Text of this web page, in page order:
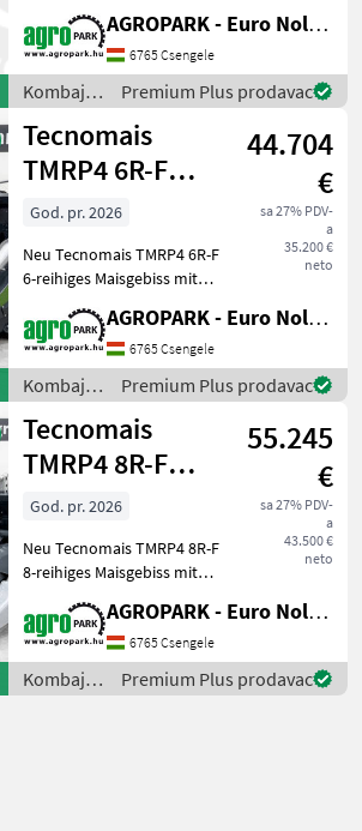
Case IH und New Holland
Mähdrescher,
Stängelhäcksler,
Stoppelbrecher,
Maisförderschnecken
AGROPARK - Euro Noliker Kft.
6765 Csengele
Kombajni
/
Tecnomais
Premium Plus prodavac
Tecnomais
TMRP4 6R-F
UNUSED 6 row
(75 cm),
foldable corn h
44.704
€
sa 27% PDV-
a
35.200 €
neto
God. pr. 2026
Neu Tecnomais TMRP4 6R-F
6-reihiges Maisgebiss mit
Claas Tucano, Trion, Lexion
und Evion Mähdrescher,
Stängelhäcksler,
Stoppelbrecher, Maisför
AGROPARK - Euro Noliker Kft.
6765 Csengele
Kombajni
/
Tecnomais
Premium Plus prodavac
Tecnomais
TMRP4 8R-F
UNUSED 8 row
(75 cm),
foldable corn h
55.245
€
sa 27% PDV-
a
43.500 €
neto
God. pr. 2026
Neu Tecnomais TMRP4 8R-F
8-reihiges Maisgebiss mit
Case IH und New Holland
Mähdrescher,
Stängelhäcksler,
Stoppelbrecher,
AGROPARK - Euro Noliker Kft.
6765 Csengele
Kombajni
/
Premium Plus prodavac